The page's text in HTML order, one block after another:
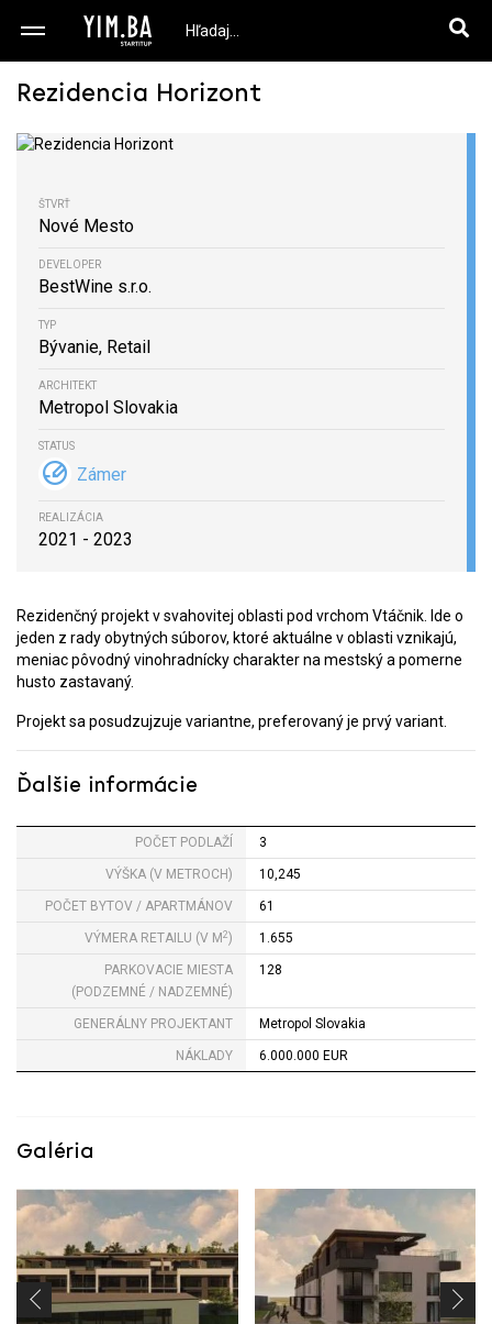
Rezidencia Horizont
ŠTVRŤ
Nové Mesto
DEVELOPER
BestWine s.r.o.
TYP
Bývanie, Retail
ARCHITEKT
Metropol Slovakia
STATUS
Zámer
REALIZÁCIA
2021 - 2023
Rezidenčný projekt v svahovitej oblasti pod vrchom Vtáčnik. Ide o
jeden z rady obytných súborov, ktoré aktuálne v oblasti vznikajú,
meniac pôvodný vinohradnícky charakter na mestský a pomerne
husto zastavaný.
Projekt sa posudzujzuje variantne, preferovaný je prvý variant.
Ďalšie informácie
POČET PODLAŽÍ 3
VÝŠKA (V METROCH) 10,245
POČET BYTOV / APARTMÁNOV 61
VÝMERA RETAILU (V M 2) 1.655
PARKOVACIE MIESTA
(PODZEMNÉ / NADZEMNÉ)
128
GENERÁLNY PROJEKTANT Metropol Slovakia
NÁKLADY 6.000.000 EUR
Galéria